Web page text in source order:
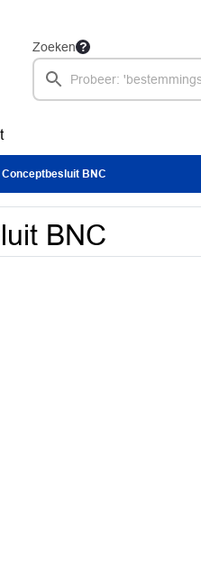
Zoeken
Conceptbesluit BNC
BNC